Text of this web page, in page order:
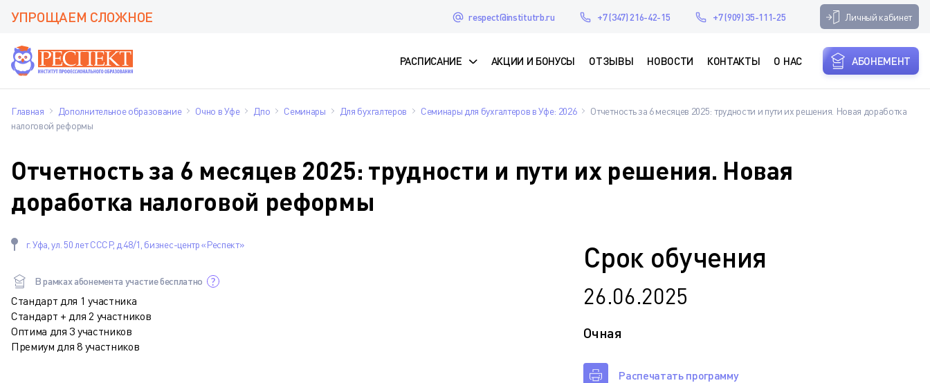
УПРОЩАЕМ СЛОЖНОЕ respect@institutrb.ru +7 (347) 216-42-15 +7 (909) 35-111-25 Личный кабинет
РАСПИСАНИЕ АКЦИИ И БОНУСЫ ОТЗЫВЫ НОВОСТИ КОНТАКТЫ О НАС АБОНЕМЕНТ
Главная Дополнительное образование Очно в Уфе Дпо Семинары Для бухгалтеров Семинары для бухгалтеров в Уфе: 2026
Отчетность за 6 месяцев 2025: трудности и пути их решения. Новая доработка
налоговой реформы
Отчетность за 6 месяцев 2025: трудности и пути их решения. Новая
доработка налоговой реформы
г. Уфа, ул. 50 лет СССР, д.48/1, бизнес-центр «Респект»
В рамках абонемента участие бесплатно
Стандарт для 1 участника
Стандарт + для 2 участников
Оптима для 3 участников
Премиум для 8 участников
Срок обучения
26.06.2025
Очная
Распечатать программу